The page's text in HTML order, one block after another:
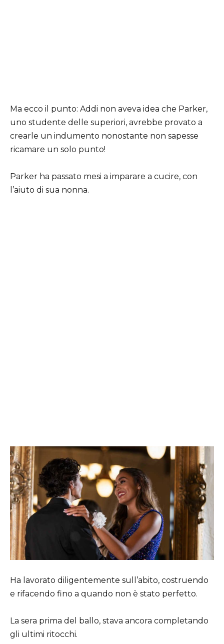
Ma ecco il punto: Addi non aveva idea che Parker,
uno studente delle superiori, avrebbe provato a
crearle un indumento nonostante non sapesse
ricamare un solo punto!
Parker ha passato mesi a imparare a cucire, con
l’aiuto di sua nonna.
Ha lavorato diligentemente sull’abito, costruendo
e rifacendo fino a quando non è stato perfetto.
La sera prima del ballo, stava ancora completando
gli ultimi ritocchi.